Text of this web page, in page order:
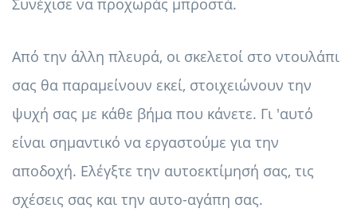
Συνέχισε να προχωράς μπροστά.
Από την άλλη πλευρά, οι σκελετοί στο ντουλάπι
σας θα παραμείνουν εκεί, στοιχειώνουν την
ψυχή σας με κάθε βήμα που κάνετε. Γι 'αυτό
είναι σημαντικό να εργαστούμε για την
αποδοχή. Ελέγξτε την αυτοεκτίμησή σας, τις
σχέσεις σας και την αυτο-αγάπη σας.